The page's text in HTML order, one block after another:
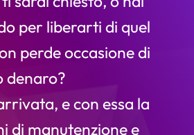
per liberarti di quel
perde occasione di
denaro?
e con essa la
di manutenzione e